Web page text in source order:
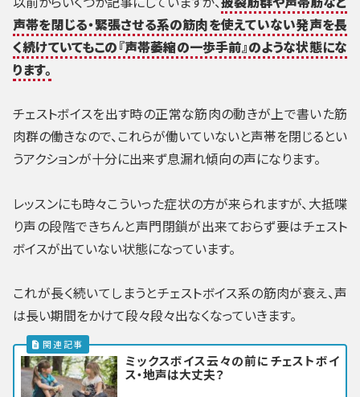
声帯を閉じる・緊張させる系の筋肉を使えていない発声を長
く続けていてもこの『声帯萎縮の一歩手前』のような状態にな
ります。
チェストボイスを出す時の正常な筋肉の動きが上で書いた筋
肉群の働きなので、これらが働いていないと声帯を閉じるとい
うアクションが十分に出来ず息漏れ傾向の声になります。
レッスンにも時々こういった症状の方が来られますが、大抵喋
り声の段階できちんと声門閉鎖が出来ておらず要はチェスト
ボイスが出ていない状態になっています。
これが長く続いてしまうとチェストボイス系の筋肉が衰え、声
は長い期間をかけて段々段々出なくなっていきます。
ミックスボイス云々の前にチェストボイ
ス・地声は大丈夫？